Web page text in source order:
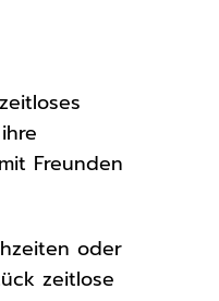
Freunden
oder
zeitlose